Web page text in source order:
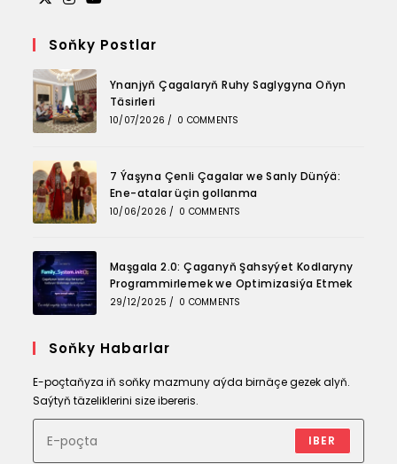
a
new
tab
in
a
new
tab
in
a
new
tab
Soňky Postlar
Ynanjyň Çagalaryň Ruhy Saglygyna Oňyn
Täsirleri
10/07/2026 / 0 COMMENTS
7 Ýaşyna Çenli Çagalar we Sanly Dünýä:
Ene-atalar üçin gollanma
10/06/2026 / 0 COMMENTS
Maşgala 2.0: Çaganyň Şahsyýet Kodlaryny
Programmirlemek we Optimizasiýa Etmek
29/12/2025 / 0 COMMENTS
Soňky Habarlar
E-poçtaňyza iň soňky mazmuny aýda birnäçe gezek alyň.
Saýtyň täzeliklerini size ibereris.
IBER